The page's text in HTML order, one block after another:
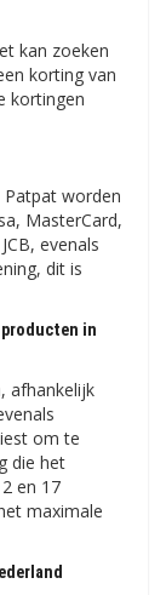
kan zoeken
korting van
kortingen
worden
MasterCard,
evenals
dit is
in
afhankelijk
om te
die het
en 17
maximale